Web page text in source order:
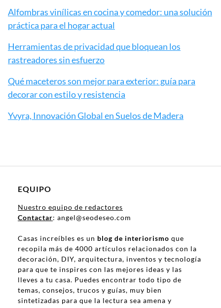
Alfombras vinílicas en cocina y comedor: una solución
práctica para el hogar actual
Herramientas de privacidad que bloquean los
rastreadores sin esfuerzo
Qué maceteros son mejor para exterior: guía para
decorar con estilo y resistencia
Yvyra, Innovación Global en Suelos de Madera
EQUIPO
Nuestro equipo de redactores
Contactar: angel@seodeseo.com
Casas increíbles es un blog de interiorismo que
recopila más de 4000 artículos relacionados con la
decoración, DIY, arquitectura, inventos y tecnología
para que te inspires con las mejores ideas y las
lleves a tu casa. Puedes encontrar todo tipo de
temas, consejos, trucos y guías, muy bien
sintetizadas para que la lectura sea amena y